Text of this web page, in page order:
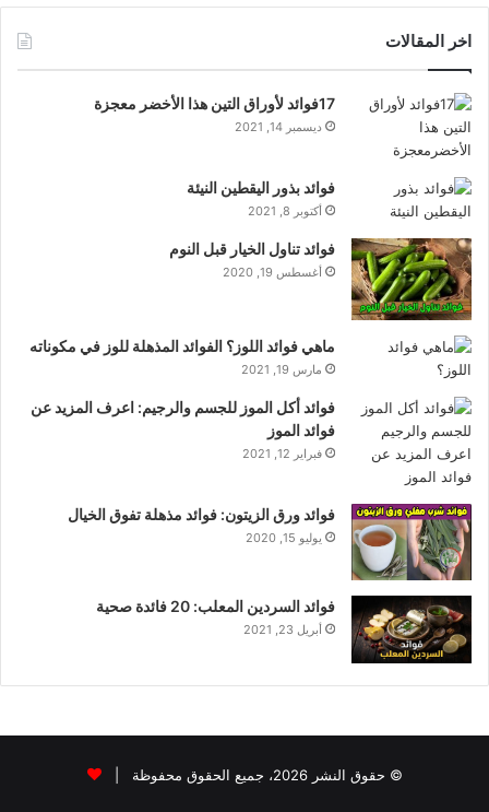
اخر المقالات
17فوائد لأوراق التين هذا الأخضر معجزة
ديسمبر 14, 2021
فوائد بذور اليقطين النيئة
أكتوبر 8, 2021
فوائد تناول الخيار قبل النوم
أغسطس 19, 2020
ماهي فوائد اللوز؟ الفوائد المذهلة للوز في مكوناته
مارس 19, 2021
فوائد أكل الموز للجسم والرجيم: اعرف المزيد عن
فوائد الموز
فبراير 12, 2021
فوائد ورق الزيتون: فوائد مذهلة تفوق الخيال
يوليو 15, 2020
فوائد السردين المعلب: 20 فائدة صحية
أبريل 23, 2021
© حقوق النشر 2026، جميع الحقوق محفوظة |